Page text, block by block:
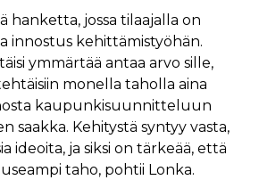
hanketta, jossa tilaajalla on
innostus kehittämistyöhän.
ymmärtää antaa arvo sille,
monella taholla aina
kaupunkisuunnitteluun
saakka. Kehitystä syntyy vasta,
ideoita, ja siksi on tärkeää, että
taho, pohtii Lonka.